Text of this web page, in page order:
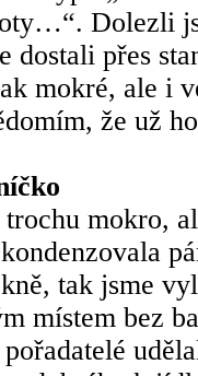
Dolezli
dostali přes
mokré, ale i
že už
mokro,
tak jsme
místem bez